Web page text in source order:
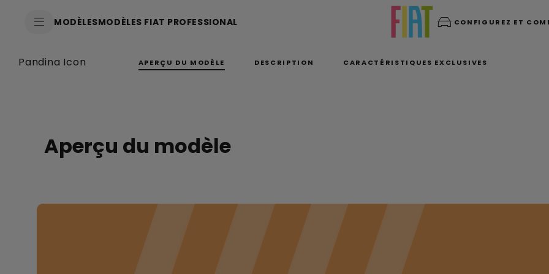
MODÈLESMODÈLES FIAT PROFESSIONAL CONFIGUREZ ET
Pandina Icon APERÇU DU MODÈLE DESCRIPTION CARACTÉRISTIQUES EXCLUSIVES
Aperçu du modèle